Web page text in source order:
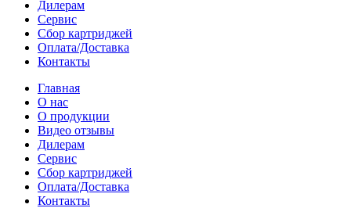
Дилерам
Сервис
Сбор картриджей
Оплата/Доставка
Контакты
Главная
О нас
О продукции
Видео отзывы
Дилерам
Сервис
Сбор картриджей
Оплата/Доставка
Контакты